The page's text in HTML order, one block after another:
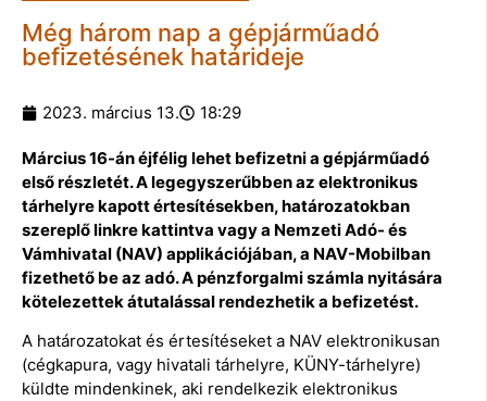
Még három nap a gépjárműadó
befizetésének határideje
2023. március 13. 18:29
Március 16-án éjfélig lehet befizetni a gépjárműadó
első részletét. A legegyszerűbben az elektronikus
tárhelyre kapott értesítésekben, határozatokban
szereplő linkre kattintva vagy a Nemzeti Adó- és
Vámhivatal (NAV) applikációjában, a NAV-Mobilban
fizethető be az adó. A pénzforgalmi számla nyitására
kötelezettek átutalással rendezhetik a befizetést.
A határozatokat és értesítéseket a NAV elektronikusan
(cégkapura, vagy hivatali tárhelyre, KÜNY-tárhelyre)
küldte mindenkinek, aki rendelkezik elektronikus